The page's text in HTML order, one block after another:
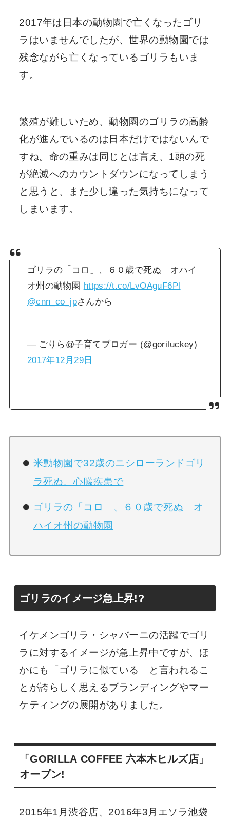
2017年は日本の動物園で亡くなったゴリ
ラはいませんでしたが、世界の動物園では
残念ながら亡くなっているゴリラもいま
す。
繁殖が難しいため、動物園のゴリラの高齢
化が進んでいるのは日本だけではないんで
すね。命の重みは同じとは言え、1頭の死
が絶滅へのカウントダウンになってしまう
と思うと、また少し違った気持ちになって
しまいます。
ゴリラの「コロ」、６０歳で死ぬ オハイ
オ州の動物園 https://t.co/LvOAguF6Pl
@cnn_co_jpさんから
— ごりら@子育てブロガー (@goriluckey)
2017年12月29日
米動物園で32歳のニシローランドゴリ
ラ死ぬ、心臓疾患で
ゴリラの「コロ」、６０歳で死ぬ オ
ハイオ州の動物園
ゴリラのイメージ急上昇!?
イケメンゴリラ・シャバーニの活躍でゴリ
ラに対するイメージが急上昇中ですが、ほ
かにも「ゴリラに似ている」と言われるこ
とが誇らしく思えるブランディングやマー
ケティングの展開がありました。
「GORILLA COFFEE 六本木ヒルズ店」
オープン!
2015年1月渋谷店、2016年3月エソラ池袋